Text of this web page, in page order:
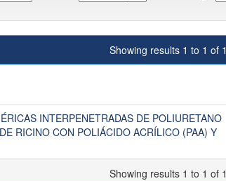
Showing results 1 to 1 of 1
INTERPENETRADAS DE POLIURETANO
RICINO CON POLIÁCIDO ACRÍLICO (PAA) Y
Showing results 1 to 1 of 1